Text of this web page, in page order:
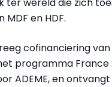
ter wereld die zich
en HDF.
cofinanciering van
programma France
ADEME, en